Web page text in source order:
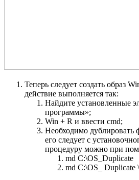
Теперь следует создать образ
действие выполняется так:
Найдите установленные
программы»;
Win + R и ввести cmd;
Необходимо дублировать
его следует с
процедуру можно при
md C:\OS_Duplicate
md C:\OS_ Duplicate